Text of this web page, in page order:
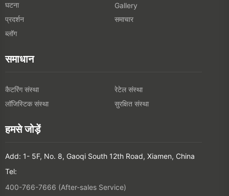
घटना
Gallery
प्रदर्शन
समाचार
ब्लॉग
समाधान
कैटरिंग संस्था
रेटेल संस्था
लॉजिस्टिक संस्था
सुरक्षित संस्था
हमसे जोड़ें
Add: 1- 5F, No. 8, Gaoqi South 12th Road, Xiamen, China
Tel:
400-766-7666 (After-sales Service)